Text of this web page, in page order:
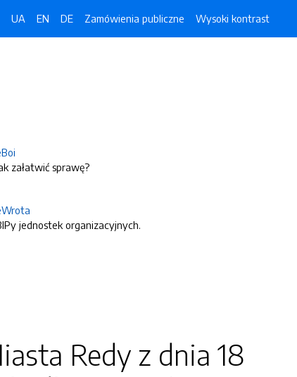
UA EN DE Zamówienia publiczne Wysoki kontrast
załatwić sprawę?
jednostek organizacyjnych.
Redy z dnia 18